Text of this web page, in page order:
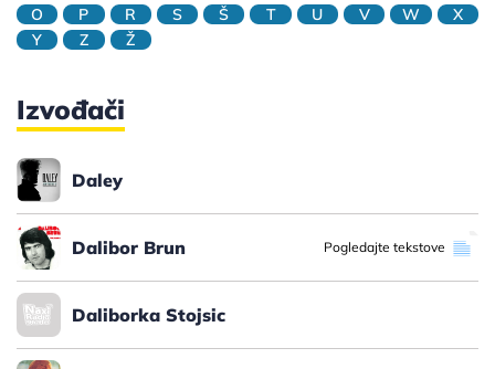
O
P R S Š T U V W
X
Y
Z Ž
Izvođači
Daley
Dalibor Brun Pogledajte tekstove
Daliborka Stojsic